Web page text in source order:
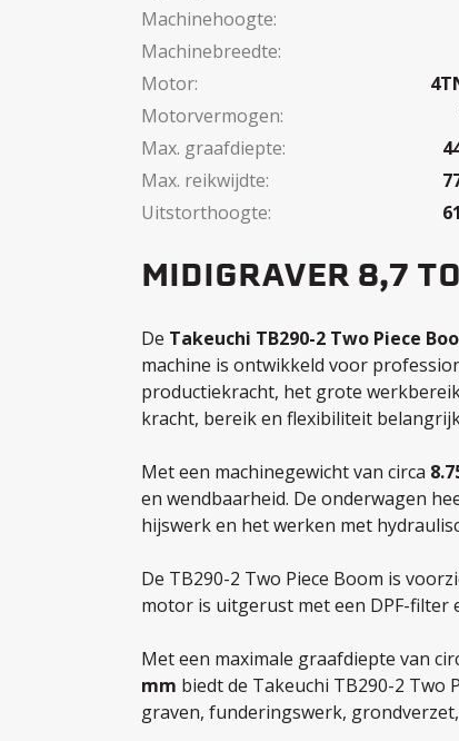
Machinehoogte:
Machinebreedte:
Motor:
Motorvermogen:
Max. graafdiepte:
Max. reikwijdte:
Uitstorthoogte:
MIDIGRAVER 8,7
De Takeuchi TB290-2 Two Piece
machine is ontwikkeld voor
productiekracht, het grote
kracht, bereik en flexibiliteit
Met een machinegewicht van circa
en wendbaarheid. De onderwagen
hijswerk en het werken met
De TB290-2 Two Piece Boom is
motor is uitgerust met een DPF-
Met een maximale graafdiepte van
mm biedt de Takeuchi TB290-2 Two
graven, funderingswerk,